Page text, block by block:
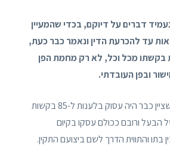
דברים על דיוקם, בכדי שהמעיין
עד להכרעת הדין ונאמר כבר כעת,
בקשתו מכל וכל, לא רק מחמת הפן
ובפן העובדתי.
עד כה, ובית הדין כפי שציין כבר היה עסוק בלענות ל-85 בקשות
הבעל ורובם ככולם עסקו בקיום
בתו והתווית הדרך לשם ביצועם התקין.